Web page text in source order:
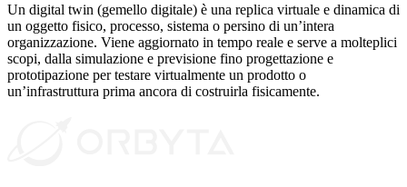
Un digital twin (gemello digitale) è una replica virtuale e dinamica di
un oggetto fisico, processo, sistema o persino di un’intera
organizzazione. Viene aggiornato in tempo reale e serve a molteplici
scopi, dalla simulazione e previsione fino progettazione e
prototipazione per testare virtualmente un prodotto o
un’infrastruttura prima ancora di costruirla fisicamente.